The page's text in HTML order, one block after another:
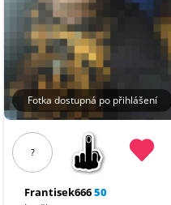
Fotka dostupná po přihlášení
?
Frantisek66650